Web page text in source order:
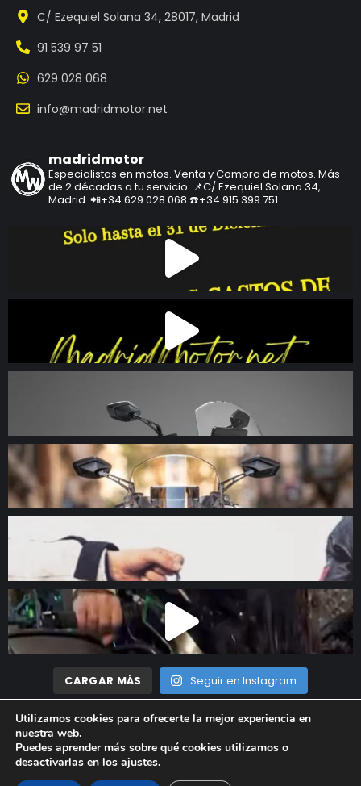
C/ Ezequiel Solana 34, 28017, Madrid
91 539 97 51
629 028 068
info@madridmotor.net
madridmotor
Especialistas en motos. Venta y Compra de motos. Más
de 2 décadas a tu servicio. 📌C/ Ezequiel Solana 34,
Madrid. 📲+34 629 028 068 ☎️+34 915 399 751
CARGAR MÁS Seguir en Instagram
Madrid Motor © 2023 Todos los derechos reservados |
Legal|Política de privacidad|
Utilizamos cookies para ofrecerte la mejor experiencia en
nuestra web.
Puedes aprender más sobre qué cookies utilizamos o
desactivarlas en los ajustes.